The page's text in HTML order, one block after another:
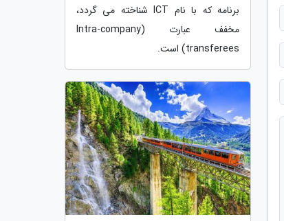
برنامه که با نام ICT شناخته می گردد،
مخفف عبارت (Intra-company
transferees) است.